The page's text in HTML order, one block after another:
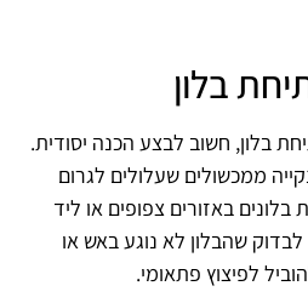
בלון
בלון, חשוב לבצע הכנה יסודית.
ממכשולים שעלולים לגרום
באזורים צפופים או ליד
שהבלון לא נוגע באש או
לפיצוץ פתאומי.